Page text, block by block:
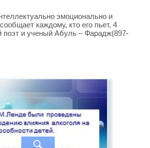
эмоционально и
каждому, кто его пьет, 4
поэт и ученый Абуль – Фарадж(897-